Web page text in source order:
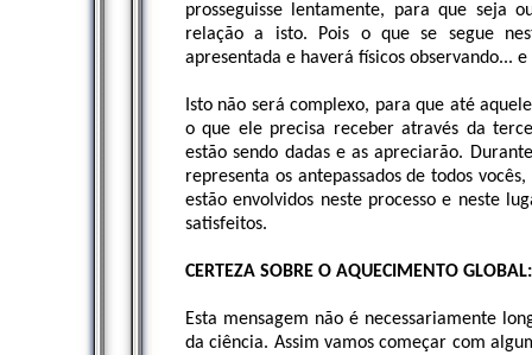
prosseguisse lentamente, para que seja
relação a isto. Pois o que se segue
apresentada e haverá físicos observando...
Isto não será complexo, para que até
o que ele precisa receber através da
estão sendo dadas e as apreciarão.
representa os antepassados de todos
estão envolvidos neste processo e neste
satisfeitos.
CERTEZA SOBRE O AQUECIMENTO
Esta mensagem não é necessariamente
da ciência. Assim vamos começar com